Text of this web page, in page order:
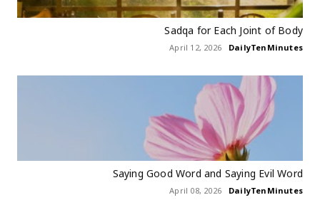
Sadqa for Each Joint of Body
DailyTenMinutes
April 12, 2026
Saying Good Word and Saying Evil Word
DailyTenMinutes
April 08, 2026